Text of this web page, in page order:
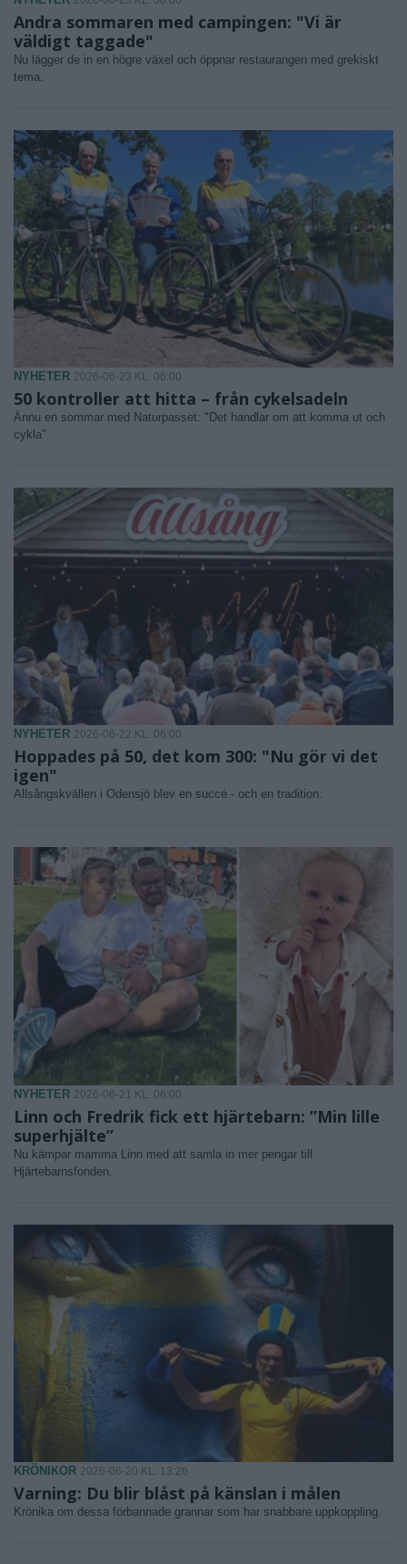
Andra sommaren med campingen: "Vi är
väldigt taggade"
Nu lägger de in en högre växel och öppnar restaurangen med grekiskt
tema.
NYHETER 2026-06-23 KL. 06:00
50 kontroller att hitta – från cykelsadeln
Ännu en sommar med Naturpasset: "Det handlar om att komma ut och
cykla"
NYHETER 2026-06-22 KL. 06:00
Hoppades på 50, det kom 300: "Nu gör vi det
igen"
Allsångskvällen i Odensjö blev en succé - och en tradition.
NYHETER 2026-06-21 KL. 06:00
Linn och Fredrik fick ett hjärtebarn: ”Min lille
superhjälte”
Nu kämpar mamma Linn med att samla in mer pengar till
Hjärtebarnsfonden.
KRÖNIKOR 2026-06-20 KL. 13:26
Varning: Du blir blåst på känslan i målen
Krönika om dessa förbannade grannar som har snabbare uppkoppling.